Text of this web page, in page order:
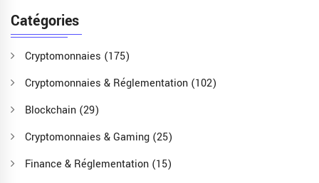
Catégories
Cryptomonnaies (175)
Cryptomonnaies & Réglementation (102)
Blockchain (29)
Cryptomonnaies & Gaming (25)
Finance & Réglementation (15)